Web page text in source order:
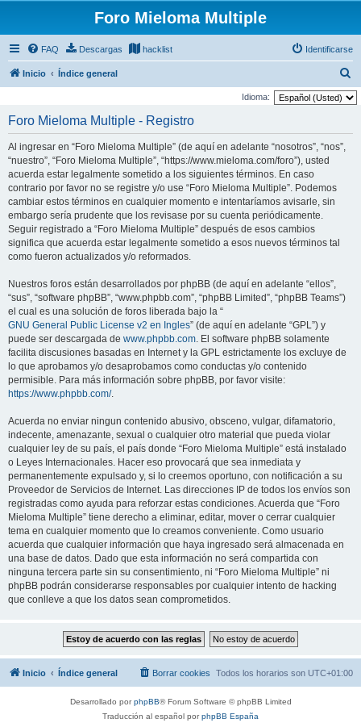
Foro Mieloma Multiple
FAQ Descargas hacklist Identificarse
Inicio Índice general
u
Idioma:
Foro Mieloma Multiple - Registro
Al ingresar en “Foro Mieloma Multiple” (de aquí en adelante “nosotros”, “nos”,
“nuestro”, “Foro Mieloma Multiple”, “https://www.mieloma.com/foro”), usted
acuerda estar legalmente sometido a los siguientes términos. En caso
contrario por favor no se registre y/o use “Foro Mieloma Multiple”. Podemos
cambiar estos términos en cualquier momento e intentaríamos avisarle, sin
embargo sería prudente que los revisase por su cuenta periódicamente.
Seguir registrado a “Foro Mieloma Multiple” después de esos cambios
significa que acuerda estar legalmente sometido a esos nuevos términos tal
como fueron actualizados y/o reformados.
Nuestros foros están desarrollados por phpBB (de aquí en adelante “ellos”,
“sus”, “software phpBB”, “www.phpbb.com”, “phpBB Limited”, “phpBB Teams”)
el cual es una solución de foros liberada bajo la “
GNU General Public License v2 en Ingles” (de aquí en adelante “GPL”) y
puede ser descargada de www.phpbb.com. El software phpBB solamente
facilita discusiones basadas en Internet y la GPL estrictamente los excluye de
lo que aprobamos y/o desaprobamos como conductas y/o contenido
permisible. Para más información sobre phpBB, por favor visite:
https://www.phpbb.com/.
Acuerda no enviar ningun contenido abusivo, obsceno, vulgar, difamatorio,
indecente, amenazante, sexual o cualquier otro material que pueda violar
cualquier ley de su país, el país donde “Foro Mieloma Multiple” está instalado
o Leyes Internacionales. Hacer eso provocará que sea inmediata y
permanentemente expulsado y, si lo creemos oportuno, con notificación a su
Proveedor de Servicios de Internet. Las direcciones IP de todos los envíos son
registradas como ayuda para reforzar estas condiciones. Acuerda que “Foro
Mieloma Multiple” tiene derecho a eliminar, editar, mover o cerrar cualquier
tema en cualquier momento que lo creamos conveniente. Como usuario
acuerda que cualquier información que haya ingresado será almacenada en
una base de datos. Dado que esta información no será compartida con
ninguna tercera parte sin su consentimiento, ni “Foro Mieloma Multiple” ni
phpBB podrán considerarse responsables por cualquier intento de hacking
que conlleve a que los datos sean comprometidos.
Inicio Índice general Todos los horarios son UTC+01:00
Borrar cookies
Desarrollado porphpBB® Forum Software © phpBB Limited
Traducción al español porphpBB España